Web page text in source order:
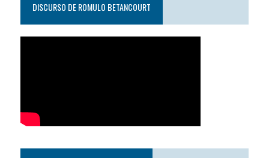
DISCURSO DE ROMULO BETANCOURT